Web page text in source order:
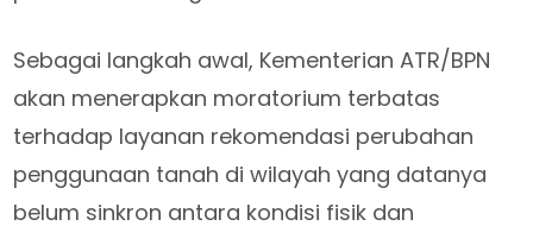
Sebagai langkah awal, Kementerian ATR/BPN
akan menerapkan moratorium terbatas
terhadap layanan rekomendasi perubahan
penggunaan tanah di wilayah yang datanya
belum sinkron antara kondisi fisik dan